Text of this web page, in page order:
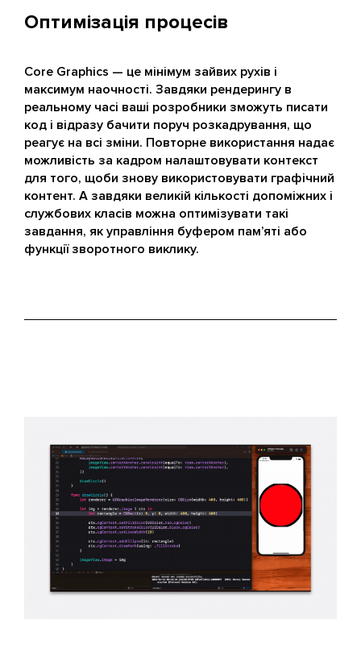
Оптимізація процесів
Core Graphics — це мінімум зайвих рухів і
максимум наочності. Завдяки рендерингу в
реальному часі ваші розробники зможуть писати
код і відразу бачити поруч розкадрування, що
реагує на всі зміни. Повторне використання надає
можливість за кадром налаштовувати контекст
для того, щоби знову використовувати графічний
контент. А завдяки великій кількості допоміжних і
службових класів можна оптимізувати такі
завдання, як управління буфером пам’яті або
функції зворотного виклику.